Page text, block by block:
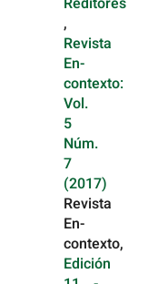
,
Revista
En-
contexto:
Vol.
5
Núm.
7
(2017)
Revista
En-
contexto,
Edición